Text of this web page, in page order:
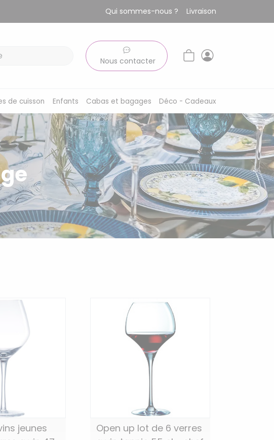
Qui sommes-nous ? Livraison
Nous contacter
de cuisson Enfants Cabas et bagages Déco - Cadeaux
jeunes
Open up lot de 6 verres